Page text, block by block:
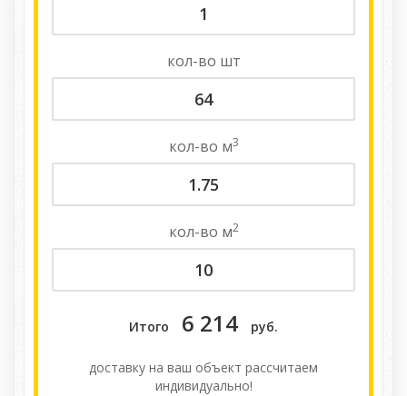
кол-во шт
кол-во м3
кол-во м2
Итого 6 214 руб.
доставку на ваш объект расcчитаем
индивидуально!